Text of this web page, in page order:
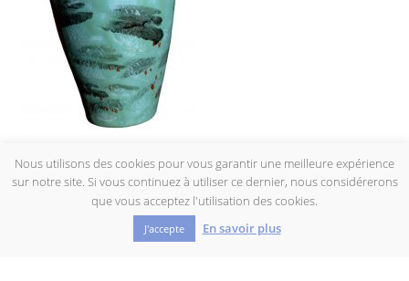
VASE AUX POISSONS
Nous utilisons des cookies pour vous garantir une meilleure expérience
sur notre site. Si vous continuez à utiliser ce dernier, nous considérerons
que vous acceptez l'utilisation des cookies.
J'accepte En savoir plus